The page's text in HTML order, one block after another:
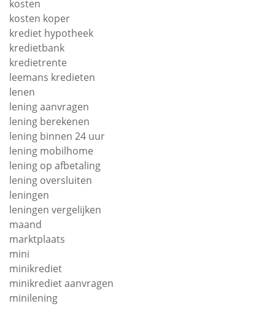
kosten
kosten koper
krediet hypotheek
kredietbank
kredietrente
leemans kredieten
lenen
lening aanvragen
lening berekenen
lening binnen 24 uur
lening mobilhome
lening op afbetaling
lening oversluiten
leningen
leningen vergelijken
maand
marktplaats
mini
minikrediet
minikrediet aanvragen
minilening